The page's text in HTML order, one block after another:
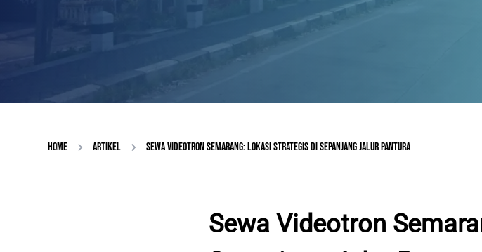
HOME ARTIKEL SEWA VIDEOTRON SEMARANG: LOKASI STRATEGIS DI SEPANJANG JALUR PANTURA
Sewa Videotron